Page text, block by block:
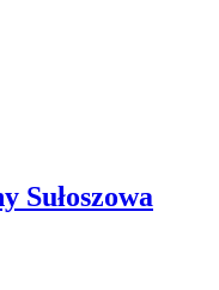
Sułoszowa